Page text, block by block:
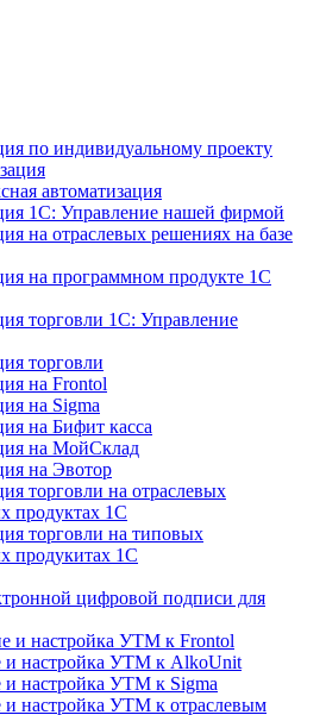
по индивидуальному проекту
автоматизация
1С: Управление нашей фирмой
на отраслевых решениях на базе
на программном продукте 1С
торговли 1С: Управление
торговли
на Frontol
на Sigma
на Бифит касса
на МойСклад
на Эвотор
торговли на отраслевых
продуктах 1С
торговли на типовых
продукитах 1С
цифровой подписи для
и настройка УТМ к Frontol
и настройка УТМ к AlkoUnit
настройка УТМ к Sigma
настройка УТМ к отраслевым